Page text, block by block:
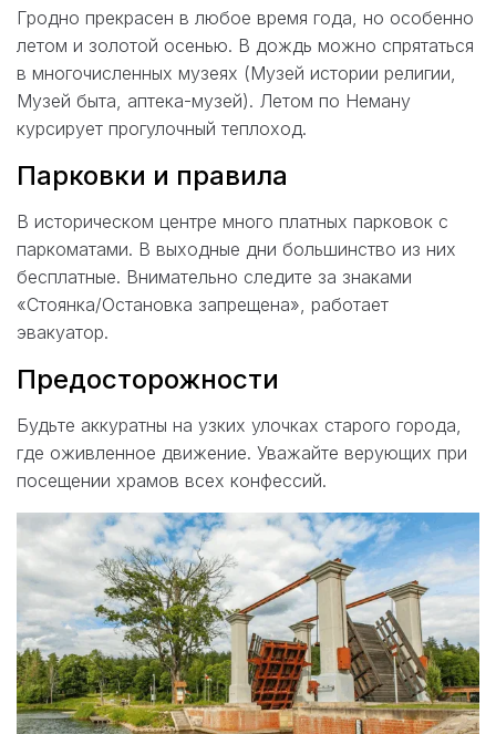
Гродно прекрасен в любое время года, но особенно
летом и золотой осенью. В дождь можно спрятаться
в многочисленных музеях (Музей истории религии,
Музей быта, аптека-музей). Летом по Неману
курсирует прогулочный теплоход.
Парковки и правила
В историческом центре много платных парковок с
паркоматами. В выходные дни большинство из них
бесплатные. Внимательно следите за знаками
«Стоянка/Остановка запрещена», работает
эвакуатор.
Предосторожности
Будьте аккуратны на узких улочках старого города,
где оживленное движение. Уважайте верующих при
посещении храмов всех конфессий.